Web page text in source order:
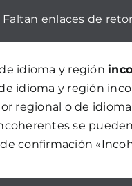
enlaces de
idioma y región
idioma y región
regional o de
se
confirmación